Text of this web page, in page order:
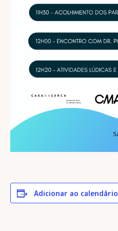
Adicionar ao calendário